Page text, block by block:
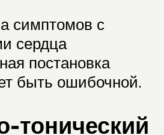
симптомов с
сердца
постановка
быть ошибочной.